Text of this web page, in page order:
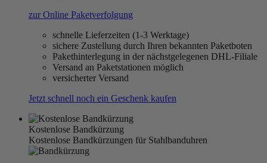
zur Online Paketverfolgung
schnelle Lieferzeiten (1-3 Werktage)
sichere Zustellung durch Ihren bekannten Paketboten
Pakethinterlegung in der nächstgelegenen DHL-Filiale
Versand an Paketstationen möglich
versicherter Versand
Jetzt schnell noch ein Geschenk kaufen
Kostenlose Bandkürzung
Kostenlose Bandkürzungen für Stahlbanduhren